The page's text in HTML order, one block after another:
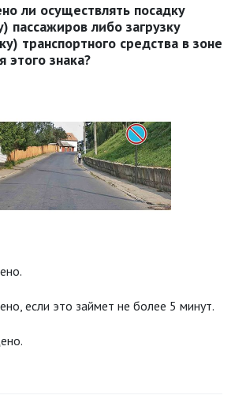
ли осуществлять посадку
пассажиров либо загрузку
транспортного средства в зоне
этого знака?
если это займет не более 5 минут.